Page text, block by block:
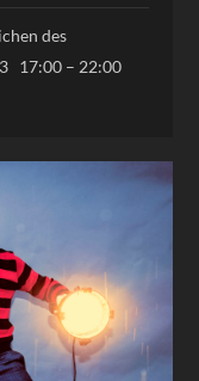
des
17:00 – 22:00